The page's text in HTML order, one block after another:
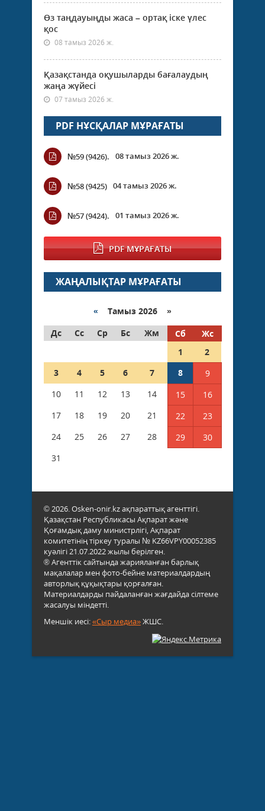
Өз таңдауыңды жаса – ортақ іске үлес
қос
08 тамыз 2026 ж.
Қазақстанда оқушыларды бағалаудың
жаңа жүйесі
07 тамыз 2026 ж.
PDF НҰСҚАЛАР МҰРАҒАТЫ
№59 (9426). 08 тамыз 2026 ж.
№58 (9425) 04 тамыз 2026 ж.
№57 (9424). 01 тамыз 2026 ж.
PDF МҰРАҒАТЫ
ЖАҢАЛЫҚТАР МҰРАҒАТЫ
« Тамыз 2026 »
Дс
Сс Ср Бс Жм Сб
Жс
1
2
3
4 5 6 7 8
9
10
11 12 13 14 15
16
17
18 19 20 21 22
23
24
25 26 27 28 29
30
31
© 2026. Osken-onir.kz ақпараттық агенттігі.
Қазақстан Республикасы Ақпарат және
Қоғамдық даму министрлігі, Ақпарат
комитетінің тіркеу туралы № KZ66VPY00052385
куәлігі 21.07.2022 жылы берілген.
® Агенттік сайтында жарияланған барлық
мақалалар мен фото-бейне материалдардың
авторлық құқықтары қорғалған.
Материалдарды пайдаланған жағдайда сілтеме
жасалуы міндетті.
Меншік иесі:«Сыр медиа»ЖШС.